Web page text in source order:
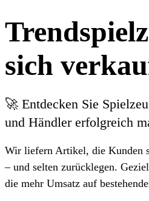
sich
🚀 Entdecken Sie
und Händler erfolgreich
Wir liefern Artikel, die Kunden
– und selten zurücklegen.
die mehr Umsatz auf